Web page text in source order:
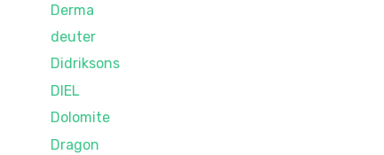
Derma
deuter
Didriksons
DIEL
Dolomite
Dragon